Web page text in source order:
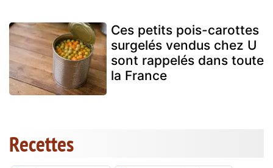
Ces petits pois-carottes
surgelés vendus chez U
sont rappelés dans toute
la France
Recettes